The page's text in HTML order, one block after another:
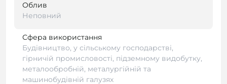
Облив
Неповний
Сфера використання
Будівництво, у сільському господарстві,
гірничій промисловості, підземному видобутку,
металообробній, металургійній та
машинобудівній галузях